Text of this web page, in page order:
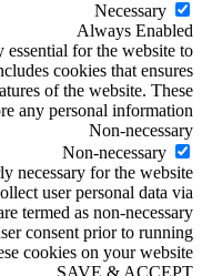
Necessary
Always Enabled
essential for the website to
cookies that ensures
of the website. These
any personal information.
Non-necessary
Non-necessary
necessary for the website
user personal data via
termed as non-necessary
consent prior to running
cookies on your website.
SAVE & ACCEPT